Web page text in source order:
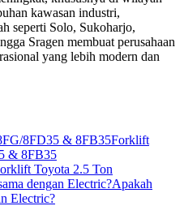
kawasan industri,
seperti Solo, Sukoharjo,
Sragen membuat perusahaan
yang lebih modern dan
Forklift
& 8FB35
Toyota 2.5 Ton
Apakah
Electric?